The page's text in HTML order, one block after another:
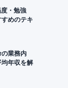
・勉強
めのテキ
の業務内
年収を解